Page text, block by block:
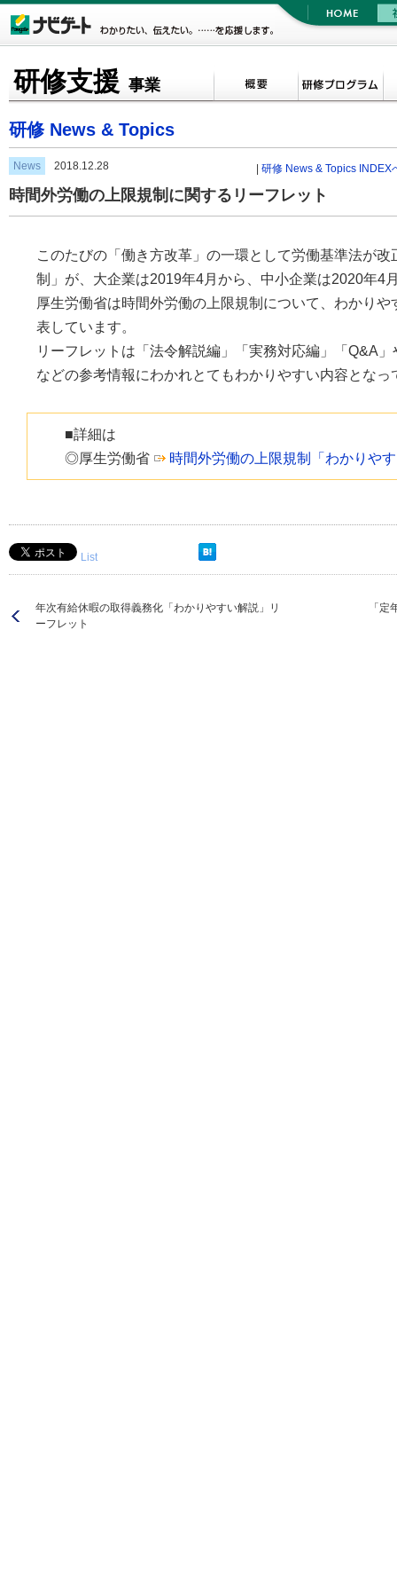
研修支援 事業
研修 News & Topics
News 2018.12.28 研修 News & Topics INDEX
時間外労働の上限規制に関するリーフレット
このたびの「働き方改革」の一環として労働基準法が
制」が、大企業は2019年4月から、中小企業は2020年4
厚生労働省は時間外労働の上限規制について、わかり
表しています。
リーフレットは「法令解説編」「実務対応編」「Q&A
などの参考情報にわかれとてもわかりやすい内容となっ
■詳細は
◎厚生労働省
時間外労働の上限規制「わかりや
List
年次有給休暇の取得義務化「わかりやすい解説」リ
ーフレット
「